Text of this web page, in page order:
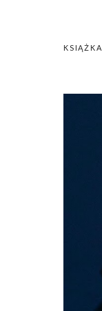
KSIĄŻKA